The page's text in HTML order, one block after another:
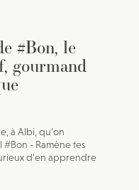
#Bon, le
gourmand
à Albi, qu’on
#Bon - Ramène tes
d’en apprendre